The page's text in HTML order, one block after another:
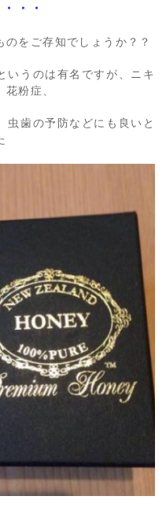
・・・
のをご存知でしょうか？？
いうのは有名ですが、ニキ
粉症、
虫歯の予防などにも良いと